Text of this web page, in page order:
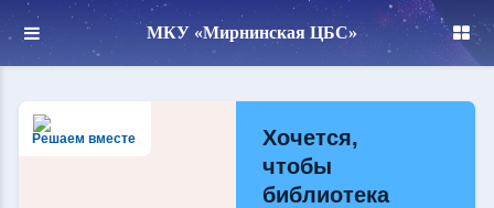
МКУ «Мирнинская ЦБС»
Решаем вместе
Хочется,
чтобы
библиотека